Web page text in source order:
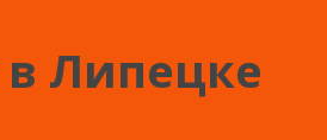
Липецке